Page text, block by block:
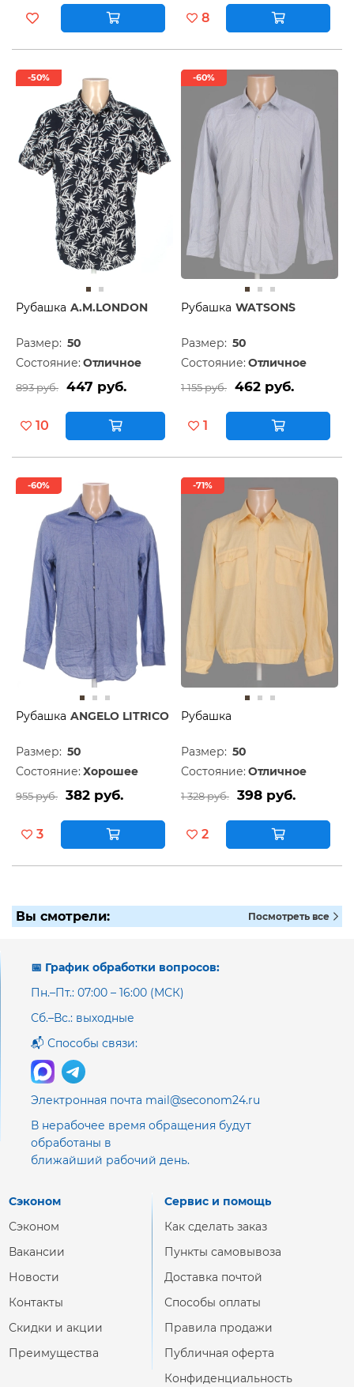
8
-50%
Рубашка A.M.LONDON
Размер: 50
Состояние: Отличное
893 руб. 447 руб.
10
-60%
Рубашка WATSON`S
Размер: 50
Состояние: Отличное
1 155 руб. 462 руб.
1
-60%
Рубашка ANGELO LITRICO
Размер: 50
Состояние: Хорошее
955 руб. 382 руб.
3
-71%
Рубашка
Размер: 50
Состояние: Отличное
1 328 руб. 398 руб.
2
Вы смотрели: Посмотреть все
📅 График обработки вопросов:
Пн.–Пт.: 07:00 – 16:00 (МСК)
Сб.–Вс.: выходные
📬 Способы связи:
Электронная почта mail@seconom24.ru
В нерабочее время обращения будут
обработаны в
ближайший рабочий день.
Сэконом
Сэконом
Вакансии
Новости
Контакты
Скидки и акции
Преимущества
Сервис и помощь
Как сделать заказ
Пункты самовывоза
Доставка почтой
Способы оплаты
Правила продажи
Публичная оферта
Конфиденциальность